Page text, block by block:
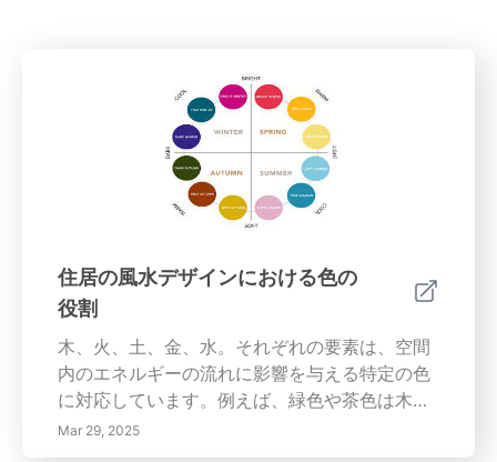
住居の風水デザインにおける色の
役割
木、火、土、金、水。それぞれの要素は、空間
内のエネルギーの流れに影響を与える特定の色
に対応しています。例えば、緑色や茶色は木に
関連しており、活力と創造性を促進します。こ
れは自宅のオフィスを刺激する理想的な選択で
Mar 29, 2025